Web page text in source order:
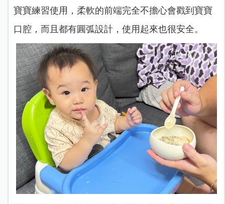
寶寶練習使用，柔軟的前端完全不擔心會戳到寶寶
口腔，而且都有圓弧設計，使用起來也很安全。